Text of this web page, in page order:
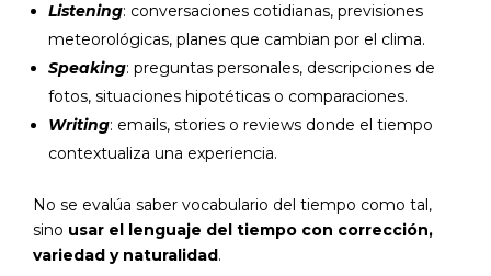
Listening: conversaciones cotidianas, previsiones
meteorológicas, planes que cambian por el clima.
Speaking: preguntas personales, descripciones de
fotos, situaciones hipotéticas o comparaciones.
Writing: emails, stories o reviews donde el tiempo
contextualiza una experiencia.
No se evalúa saber vocabulario del tiempo como tal,
sino usar el lenguaje del tiempo con corrección,
variedad y naturalidad .